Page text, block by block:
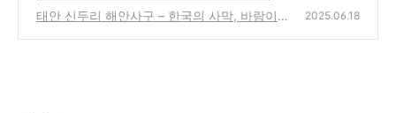
재탄생한 기적
(4)
태안 신두리 해안사구 – 한국의 사막, 바람이
2025.06.18